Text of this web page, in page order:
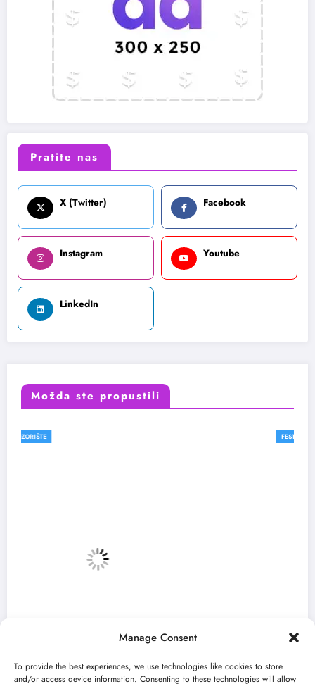
Manage Consent
To provide the best experiences, we use technologies like cookies to store
and/or access device information. Consenting to these technologies will allow
Pratite nas
X (Twitter) Facebook
Instagram Youtube
LinkedIn
Možda ste propustili
VESTI